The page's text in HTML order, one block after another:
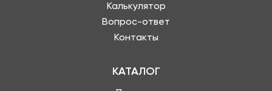
Калькулятор
Вопрос-ответ
Контакты
КАТАЛОГ